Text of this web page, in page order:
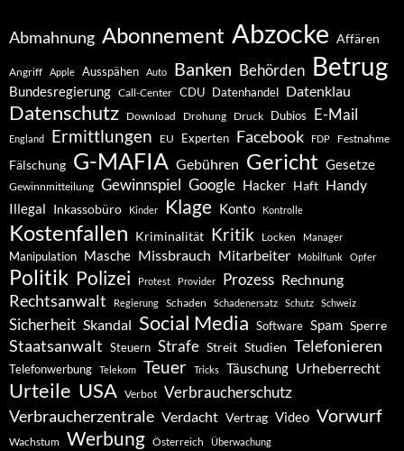
Abmahnung Abonnement Abzocke Affären
Angriff Apple Ausspähen Auto Banken Behörden Betrug
Bundesregierung Call-Center CDU Datenhandel Datenklau
Datenschutz Download Drohung Druck Dubios E-Mail
England Ermittlungen EU Experten Facebook FDP Festnahme
Fälschung G-MAFIA Gebühren Gericht Gesetze
Gewinnmitteilung Gewinnspiel Google Hacker Haft Handy
Illegal Inkassobüro Kinder Klage Konto Kontrolle
Kostenfallen Kriminalität Kritik Locken Manager
Manipulation Masche Missbrauch Mitarbeiter Mobilfunk Opfer
Politik Polizei Protest Provider Prozess Rechnung
Rechtsanwalt Regierung Schaden Schadenersatz Schutz Schweiz
Sicherheit Skandal Social Media Software Spam Sperre
Staatsanwalt Steuern Strafe Streit Studien Telefonieren
Telefonwerbung Telekom Teuer Tricks Täuschung Urheberrecht
Urteile USA Verbot Verbraucherschutz
Verbraucherzentrale Verdacht Vertrag Video Vorwurf
Wachstum Werbung Österreich Überwachung